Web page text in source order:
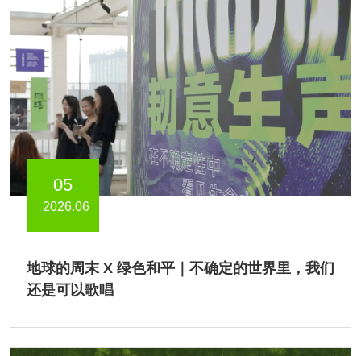
05
2026.06
地球的周末 X 绿色和平｜不确定的世界里，我们
还是可以歌唱